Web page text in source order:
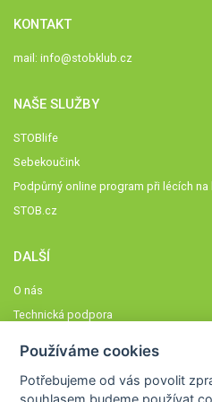
KONTAKT
mail: info@stobklub.cz
NAŠE SLUŽBY
STOBlife
Sebekoučink
Podpůrný online program při lécích na
STOB.cz
DALŠÍ
O nás
Technická podpora
Členové STOBklubu
Používáme cookies
Potřebujeme od vás povolit
souhlasem budeme používat